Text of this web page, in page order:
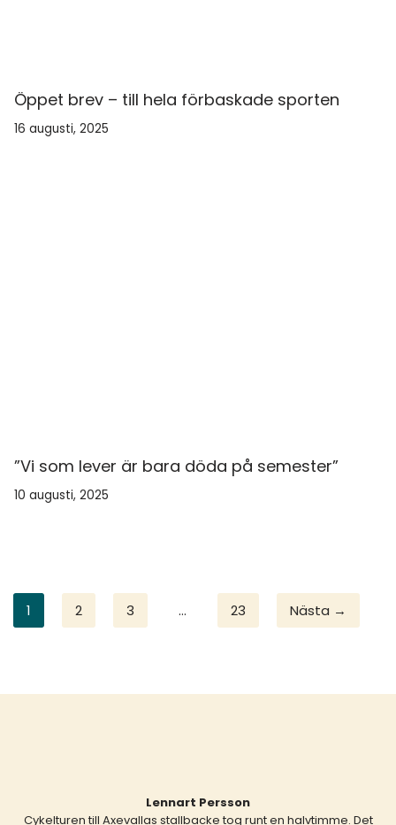
Öppet brev – till hela förbaskade sporten
16 augusti, 2025
”Vi som lever är bara döda på semester”
10 augusti, 2025
1 2 3 … 23 Nästa →
Lennart Persson
Cykelturen till Axevallas stallbacke tog runt en halvtimme. Det